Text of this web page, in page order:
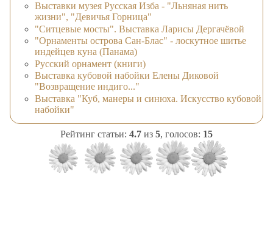
Выставки музея Русская Изба - "Льняная нить
жизни", "Девичья Горница"
"Ситцевые мосты". Выставка Ларисы Дергачёвой
"Орнаменты острова Сан-Блас" - лоскутное шитье
индейцев куна (Панама)
Русский орнамент (книги)
Выставка кубовой набойки Елены Диковой
"Возвращение индиго..."
Выставка "Куб, манеры и синюха. Искусство кубовой
набойки"
Рейтинг статьи: 4.7 из 5, голосов: 15